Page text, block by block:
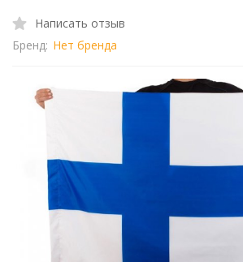
Написать отзыв
Бренд: Нет бренда